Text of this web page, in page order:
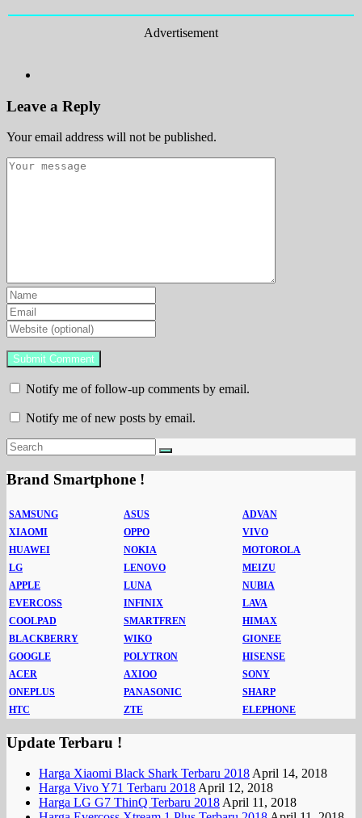
Advertisement
Leave a Reply
Your email address will not be published.
Notify me of follow-up comments by email.
Notify me of new posts by email.
Brand Smartphone !
SAMSUNG ASUS
ADVAN
XIAOMI
OPPO
VIVO
HUAWEI
NOKIA
MOTOROLA
LG
LENOVO
MEIZU
APPLE
LUNA
NUBIA
EVERCOSS
INFINIX
LAVA
COOLPAD
SMARTFREN
HIMAX
BLACKBERRY
WIKO
GIONEE
GOOGLE
POLYTRON
HISENSE
ACER
AXIOO
SONY
ONEPLUS
PANASONIC
SHARP
HTC
ZTE ELEPHONE
Update Terbaru !
Harga Xiaomi Black Shark Terbaru 2018 April 14, 2018
Harga Vivo Y71 Terbaru 2018 April 12, 2018
Harga LG G7 ThinQ Terbaru 2018 April 11, 2018